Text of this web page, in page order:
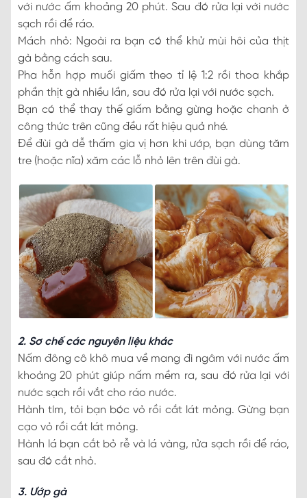
với nước ấm khoảng 20 phút. Sau đó rửa lại với nước
sạch rồi để ráo.
Mách nhỏ: Ngoài ra bạn có thể khử mùi hôi của thịt
gà bằng cách sau.
Pha hỗn hợp muối giấm theo tỉ lệ 1:2 rồi thoa khắp
phần thịt gà nhiều lần, sau đó rửa lại với nước sạch.
Bạn có thể thay thế giấm bằng gừng hoặc chanh ở
công thức trên cũng đều rất hiệu quả nhé.
Để đùi gà dễ thấm gia vị hơn khi ướp, bạn dùng tăm
tre (hoặc nĩa) xăm các lỗ nhỏ lên trên đùi gà.
2. Sơ chế các nguyên liệu khác
Nấm đông cô khô mua về mang đi ngâm với nước ấm
khoảng 20 phút giúp nấm mềm ra, sau đó rửa lại với
nước sạch rồi vắt cho ráo nước.
Hành tím, tỏi bạn bóc vỏ rồi cắt lát mỏng. Gừng bạn
cạo vỏ rồi cắt lát mỏng.
Hành lá bạn cắt bỏ rễ và lá vàng, rửa sạch rồi để ráo,
sau đó cắt nhỏ.
3. Ướp gà